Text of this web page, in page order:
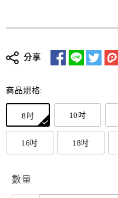
分享
商品規格:
8吋 10吋
16吋 18吋
數量